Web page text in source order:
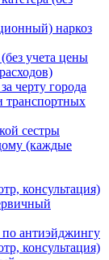
наркоз
учета цены
черту города
транспортных
сестры
(каждые
консультация)
по антиэйджингу
консультация)